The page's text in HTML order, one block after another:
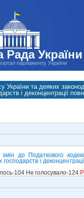
Рада України
парламенту України
України та деяких
і деконцентрації
до Податкового
і
104 Не голосувало-124